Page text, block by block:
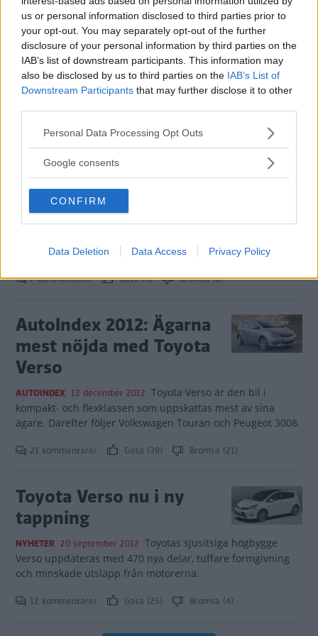
us or personal information disclosed to third parties prior to
your opt-out. You may separately opt-out of the further
disclosure of your personal information by third parties on the
IAB’s list of downstream participants. This information may
also be disclosed by us to third parties on the IAB’s List of
Downstream Participants that may further disclose it to other
Please note that this website/app uses one or more Google
not limited to your visit or usage behaviour. You may click to
use your data for below specified purposes in below Google
consent section.
Personal Data Processing Opt Outs
Google consents
CONFIRM
Data Deletion Data Access Privacy Policy
Toyota uppdaterar
Verso
NYHETER 20 februari 2013
Toyota har bestämt sig för att
uppdatera familjekombin Verso, med bland annat en front
som förbättrar bilens förbrukning.
3 kommentarer Gasa (12) Bromsa (2)
Toyota Verso – rapport
från provkörningen
NYHETER 24 januari 2013 Sjusitsiga Verso har uppdaterats
direkt från provkörning i Nice.
7 kommentarer Gasa (3) Bromsa (2)
AutoIndex 2012: Ägarna
mest nöjda med Toyota
Verso
AUTOINDEX 12 december 2012 Toyota Verso är den bil i
kompakt- och flexklassen som uppskattas mest av sina
ägare. Därefter följer Volkswagen Touran och Peugeot 3008.
21 kommentarer Gasa (39) Bromsa (21)
Toyota Verso nu i ny
tappning
NYHETER 20 september 2012 Toyotas sjusitsiga högbygge
Verso uppdateras med 470 nya delar, tuffare formgivning
och minskade utsläpp från motorerna.
12 kommentarer Gasa (25) Bromsa (4)